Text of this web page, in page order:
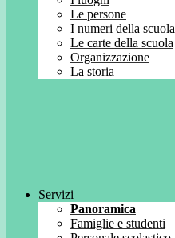
Le persone
I numeri della scuola
Le carte della scuola
Organizzazione
La storia
Servizi
Panoramica
Famiglie e studenti